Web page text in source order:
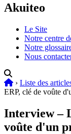
Akuiteo
Le Site
Notre centre
Notre
Nous
› Liste des
ERP, clé de voûte
Interview –
voûte d'un